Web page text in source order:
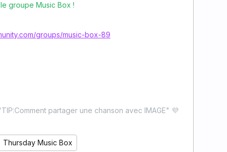
groupe Music Box !
groups/music-box-89
partager une chanson avec IMAGE" 💜
Thursday Music Box